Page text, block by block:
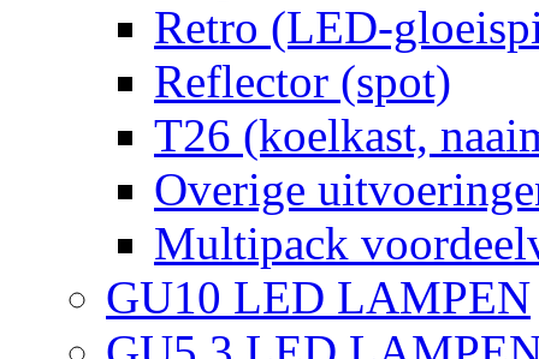
Retro (LED-
Reflector (spot)
T26 (koelkast,
Overige
Multipack
GU10 LED LAMPEN